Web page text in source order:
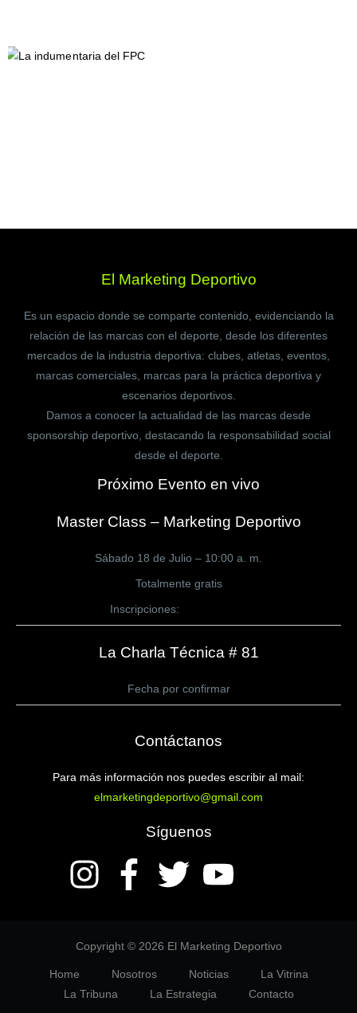
El Marketing Deportivo
Es un espacio donde se comparte contenido, evidenciando la
relación de las marcas con el deporte, desde los diferentes
mercados de la industria deportiva: clubes, atletas, eventos,
marcas comerciales, marcas para la práctica deportiva y
escenarios deportivos.
Damos a conocer la actualidad de las marcas desde
sponsorship deportivo, destacando la responsabilidad social
desde el deporte.
Próximo Evento en vivo
Master Class – Marketing Deportivo
Sábado 18 de Julio – 10:00 a. m.
Totalmente gratis
Inscripciones:
La Charla Técnica # 81
Fecha por confirmar
Contáctanos
Para más información nos puedes escribir al mail:
elmarketingdeportivo@gmail.com
Síguenos
Copyright © 2026 El Marketing Deportivo
Home Nosotros Noticias
La Vitrina
La Tribuna
La Estrategia Contacto